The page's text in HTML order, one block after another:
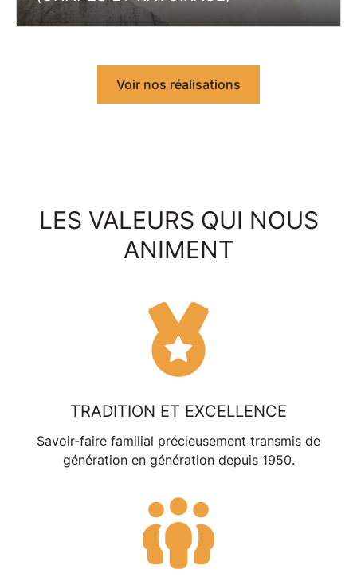
Voir nos réalisations
LES VALEURS QUI NOUS
ANIMENT
TRADITION ET EXCELLENCE
Savoir-faire familial précieusement transmis de
génération en génération depuis 1950.